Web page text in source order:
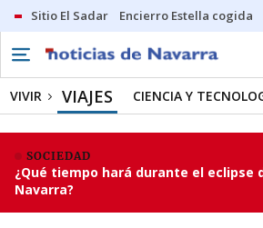
Sitio El Sadar Encierro Estella cogida
VIVIR VIAJES CIENCIA Y
SOCIEDAD
¿Qué tiempo hará durante el eclipse
Navarra?